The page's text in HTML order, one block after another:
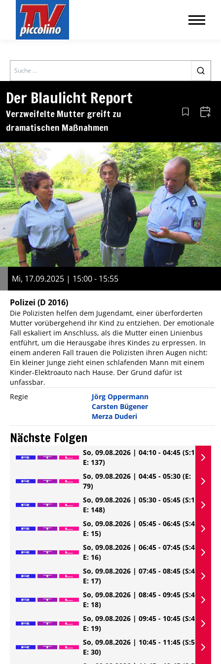
Search
Der Blaulicht Report
Verzweifelte Mutter greift zu
dramatischen Maßnahmen
Aus den
Mi, 17.09.2025 | 15:00 - 15:55
Polizei (D 2016)
Die Polizisten helfen dem Jugendamt, einer überforderten
Mutter vorübergehend ihr Kind zu entziehen. Der emotionale
Fall eskaliert im Anschluss, als die Mutter einen Linienbus
entführt, um die Herausgabe ihres Kindes zu erpressen. In
einem anderen Fall trauen die Polizisten ihren Augen nicht:
Ein kleiner Junge zieht einen schlafenden Mann mit einem
Kinder-Elektroauto nach Hause. Der Grund dafür ist
unfassbar.
Regie
Jörg Oppermann
Carsten Bügener
Merza Duderi
Nächste Folgen
So, 09.08.2026 | 04:10 - 04:45 (S:1
E: 137)
So, 09.08.2026 | 04:45 - 05:30 (E:
79)
So, 09.08.2026 | 05:30 - 05:45 (S:1
E: 148)
So, 09.08.2026 | 05:45 - 06:45 (S:4
E: 15)
So, 09.08.2026 | 06:45 - 07:45 (S:4
E: 16)
So, 09.08.2026 | 07:45 - 08:45 (S:4
E: 17)
So, 09.08.2026 | 08:45 - 09:45 (S:4
E: 18)
So, 09.08.2026 | 09:45 - 10:45 (S:4
E: 19)
So, 09.08.2026 | 10:45 - 11:45 (S:5
E: 30)